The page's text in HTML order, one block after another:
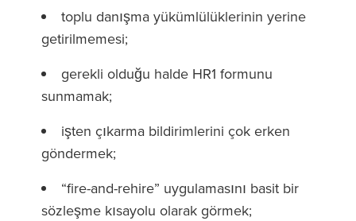
toplu danışma yükümlülüklerinin yerine
getirilmemesi;
gerekli olduğu halde HR1 formunu
sunmamak;
işten çıkarma bildirimlerini çok erken
göndermek;
“fire-and-rehire” uygulamasını basit bir
sözleşme kısayolu olarak görmek;